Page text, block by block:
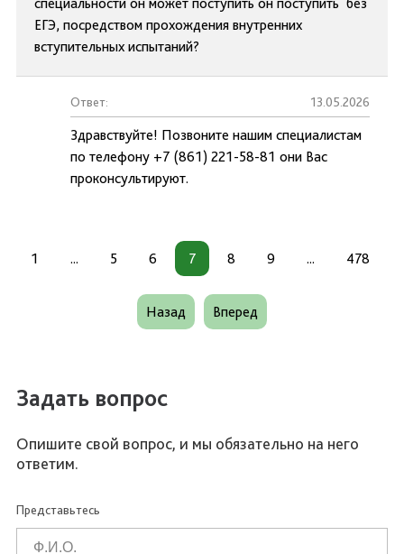
ЕГЭ, посредством прохождения внутренних
вступительных испытаний?
Ответ: 13.05.2026
Здравствуйте! Позвоните нашим специалистам
по телефону +7 (861) 221-58-81 они Вас
проконсультируют.
1 ... 5 6 7 8 9 ... 478
Назад Вперед
Задать вопрос
Опишите свой вопрос, и мы обязательно на него
ответим.
Представьтесь